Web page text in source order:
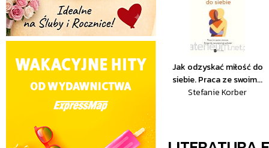
Jak odzyskać miłość do
siebie. Praca ze swoim...
Stefanie Korber